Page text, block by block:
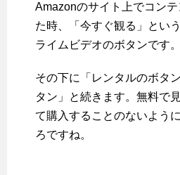
Amazonのサイト上でコン
た時、「今すぐ観る」とい
ライムビデオのボタンです。
その下に「レンタルのボタ
タン」と続きます。無料で
て購入することのないよう
ろですね。